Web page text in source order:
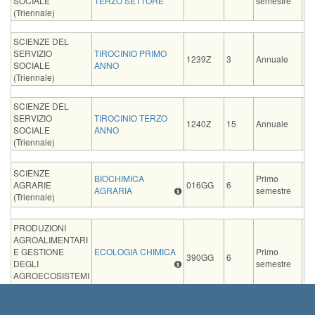
(Triennale)
SCIENZE DEL
SERVIZIO
SOCIALE
(Triennale)
TIROCINIO PRIMO
ANNO
1239Z 3 Annuale
SCIENZE DEL
SERVIZIO
SOCIALE
(Triennale)
TIROCINIO TERZO
ANNO
1240Z 15 Annuale
SCIENZE
AGRARIE
(Triennale)
BIOCHIMICA
AGRARIA
016GG 6
Primo
semestre
PRODUZIONI
AGROALIMENTARI
E GESTIONE
DEGLI
AGROECOSISTEMI
(Magistrale)
ECOLOGIA CHIMICA 390GG 6
Primo
semestre